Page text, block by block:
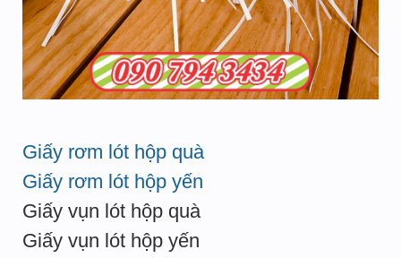
Giấy rơm lót hộp quà
Giấy rơm lót hộp yến
Giấy vụn lót hộp quà
Giấy vụn lót hộp yến